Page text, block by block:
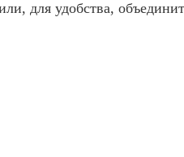
для удобства,